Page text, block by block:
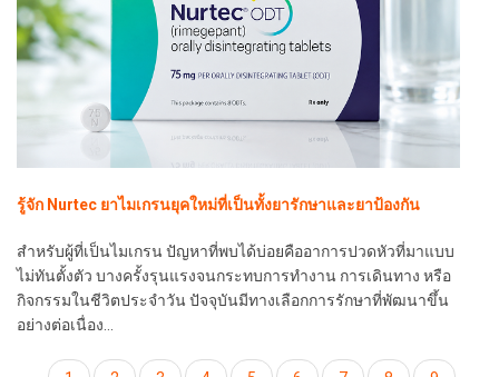
รู้จัก Nurtec ยาไมเกรนยุคใหม่ที่เป็นทั้งยารักษาและยาป้องกัน
สำหรับผู้ที่เป็นไมเกรน ปัญหาที่พบได้บ่อยคืออาการปวดหัวที่มาแบบ
ไม่ทันตั้งตัว บางครั้งรุนแรงจนกระทบการทำงาน การเดินทาง หรือ
กิจกรรมในชีวิตประจำวัน ปัจจุบันมีทางเลือกการรักษาที่พัฒนาขึ้น
อย่างต่อเนื่อง…